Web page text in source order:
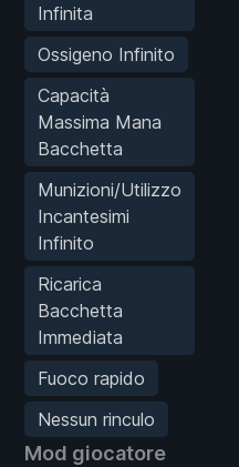
Infinita
Ossigeno Infinito
Capacità
Massima Mana
Bacchetta
Munizioni/Utilizzo
Incantesimi
Infinito
Ricarica
Bacchetta
Immediata
Fuoco rapido
Nessun rinculo
Mod giocatore